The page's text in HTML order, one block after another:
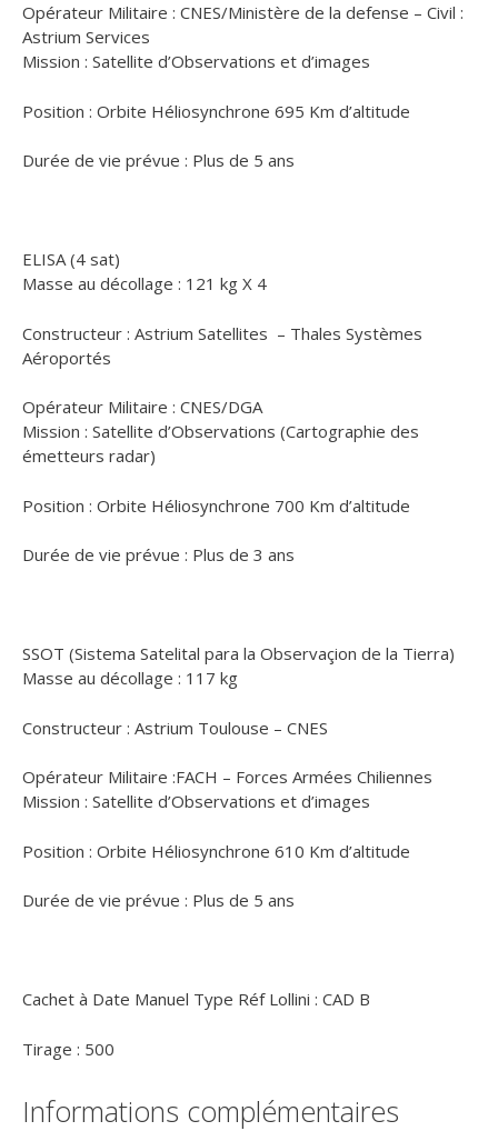
Opérateur Militaire : CNES/Ministère de la defense – Civil :
Astrium Services
Mission : Satellite d’Observations et d’images
Position : Orbite Héliosynchrone 695 Km d’altitude
Durée de vie prévue : Plus de 5 ans
ELISA (4 sat)
Masse au décollage : 121 kg X 4
Constructeur : Astrium Satellites – Thales Systèmes
Aéroportés
Opérateur Militaire : CNES/DGA
Mission : Satellite d’Observations (Cartographie des
émetteurs radar)
Position : Orbite Héliosynchrone 700 Km d’altitude
Durée de vie prévue : Plus de 3 ans
SSOT (Sistema Satelital para la Observaçion de la Tierra)
Masse au décollage : 117 kg
Constructeur : Astrium Toulouse – CNES
Opérateur Militaire :FACH – Forces Armées Chiliennes
Mission : Satellite d’Observations et d’images
Position : Orbite Héliosynchrone 610 Km d’altitude
Durée de vie prévue : Plus de 5 ans
Cachet à Date Manuel Type Réf Lollini : CAD B
Tirage : 500
Informations complémentaires